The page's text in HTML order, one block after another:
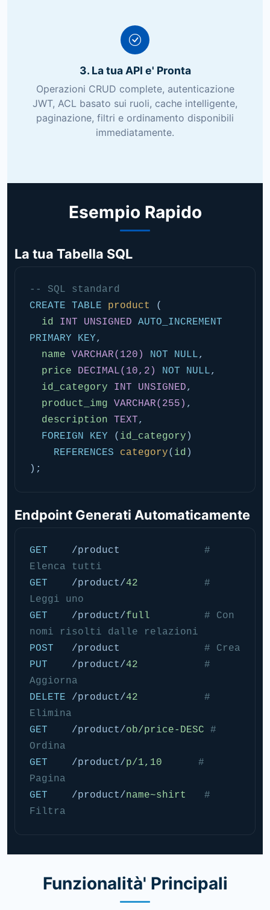
3. La tua API e' Pronta
Operazioni CRUD complete, autenticazione
JWT, ACL basato sui ruoli, cache intelligente,
paginazione, filtri e ordinamento disponibili
immediatamente.
Esempio Rapido
La tua Tabella SQL
-- SQL standard
CREATE TABLE
product
(
id
INT UNSIGNED
AUTO_INCREMENT
PRIMARY KEY,
name
VARCHAR(120) NOT NULL,
price
DECIMAL(10,2) NOT NULL,
id_category
INT UNSIGNED,
product_img
VARCHAR(255) ,
description
TEXT,
FOREIGN KEY ( id_category )
REFERENCES
category( id )
);
Endpoint Generati Automaticamente
GET
    /product
#
Elenca tutti
GET
    /product/
42
#
Leggi uno
GET
    /product/
full
# Con
nomi risolti dalle relazioni
POST
   /product
# Crea
PUT
    /product/
42
#
Aggiorna
DELETE /product/42
#
Elimina
GET
    /product/
ob/price-DESC
#
Ordina
GET
    /product/
p/1,10
#
Pagina
GET
    /product/
name~shirt
#
Filtra
Funzionalità' Principali